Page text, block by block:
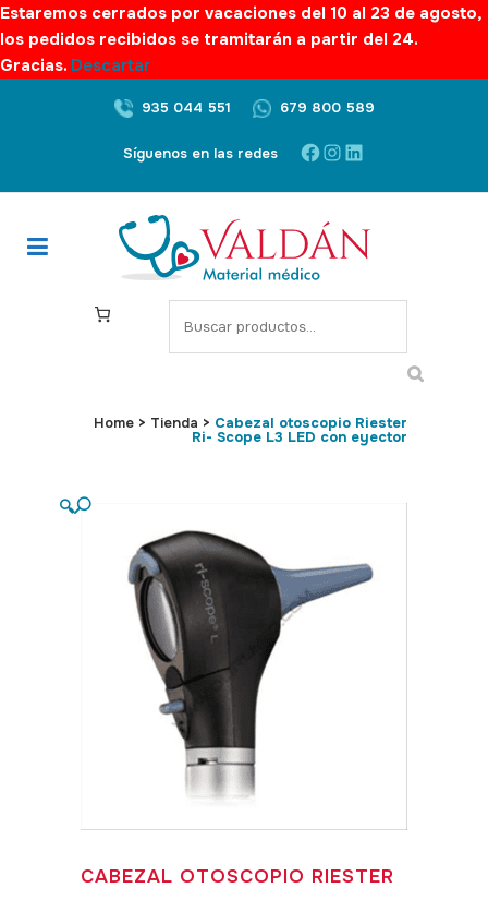
Estaremos cerrados por vacaciones del 10 al 23 de agosto,
los pedidos recibidos se tramitarán a partir del 24.
Gracias. Descartar
935 044 551 679 800 589
Síguenos en las redes Facebook
Instagram
LinkedIn
S
e
c
h
Home > Tienda > Cabezal otoscopio Riester
Ri- Scope L3 LED con eyector
🔍
CABEZAL OTOSCOPIO RIESTER